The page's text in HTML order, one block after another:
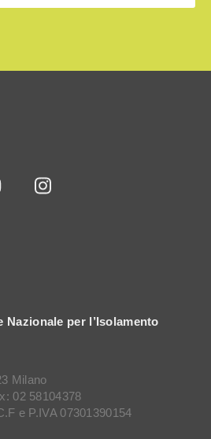
Nazionale per l’Isolamento
Milano
02 58104378
e P.IVA 07301390154